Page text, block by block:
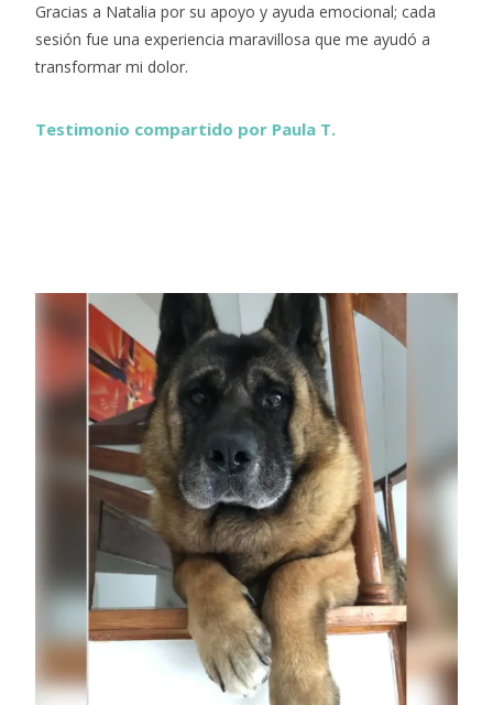
Gracias a Natalia por su apoyo y ayuda emocional; cada
sesión fue una experiencia maravillosa que me ayudó a
transformar mi dolor.
Testimonio compartido por Paula T.